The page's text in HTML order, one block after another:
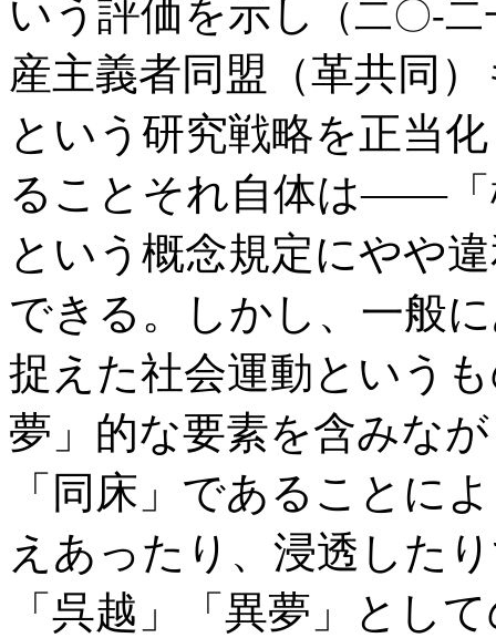
いう評価を示し
（二〇‐
産主義者同盟（革共同
という研究戦略を正当
ることそれ自体は――「
という概念規定にやや
できる。しかし、一般
捉えた社会運動という
夢」的な要素を含みな
「同床」であることに
えあったり、浸透した
「呉越」「異夢」とし